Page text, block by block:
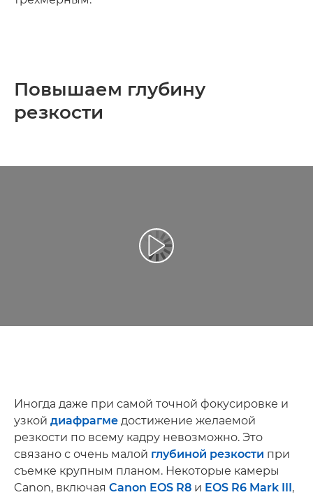
Повышаем глубину
резкости
Воспроизведение видео
Иногда даже при самой точной фокусировке и
узкой диафрагме достижение желаемой
резкости по всему кадру невозможно. Это
связано с очень малой глубиной резкости при
съемке крупным планом. Некоторые камеры
Canon, включая Canon EOS R8 и EOS R6 Mark III,